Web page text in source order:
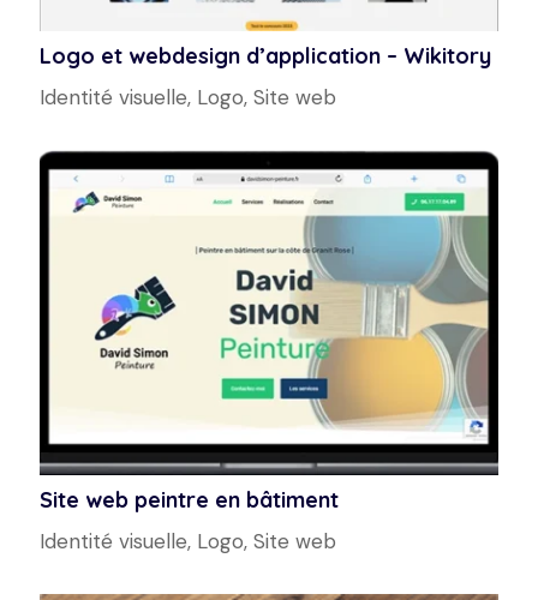
Logo et webdesign d’application – Wikitory
Identité visuelle, Logo,Site web
Site web peintre en bâtiment
Identité visuelle, Logo,Site web